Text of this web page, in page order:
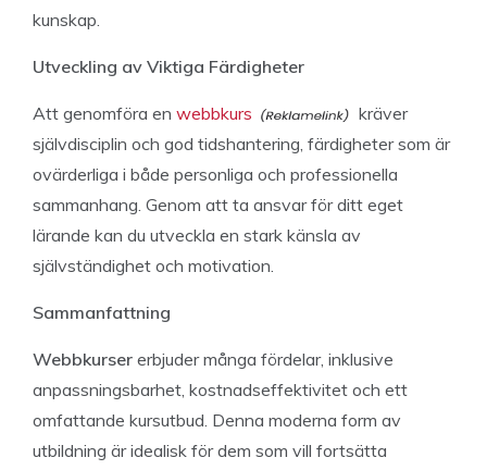
kunskap.
Utveckling av Viktiga Färdigheter
Att genomföra en webbkurs
kräver
självdisciplin och god tidshantering, färdigheter som är
ovärderliga i både personliga och professionella
sammanhang. Genom att ta ansvar för ditt eget
lärande kan du utveckla en stark känsla av
självständighet och motivation.
Sammanfattning
Webbkurser erbjuder många fördelar, inklusive
anpassningsbarhet, kostnadseffektivitet och ett
omfattande kursutbud. Denna moderna form av
utbildning är idealisk för dem som vill fortsätta